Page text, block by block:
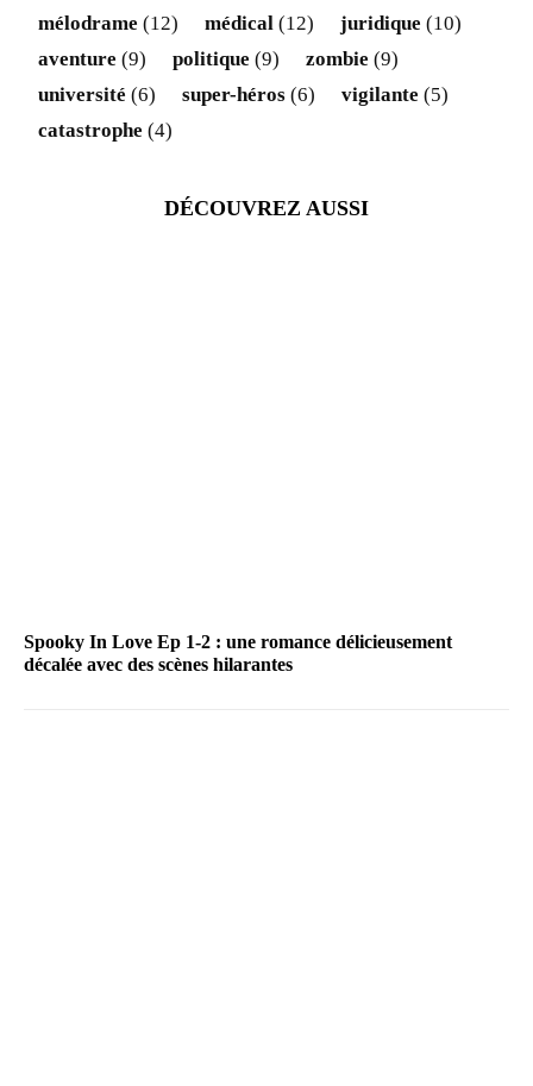
mélodrame (12) médical (12) juridique (10)
aventure (9) politique (9) zombie (9)
université (6) super-héros (6) vigilante (5)
catastrophe (4)
DÉCOUVREZ AUSSI
Spooky In Love Ep 1-2 : une romance délicieusement
décalée avec des scènes hilarantes